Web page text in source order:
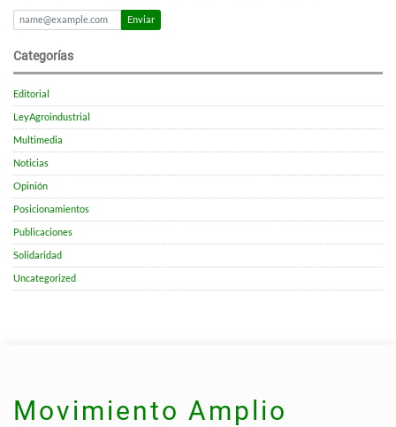
Enviar
Categorías
Editorial
LeyAgroindustrial
Multimedia
Noticias
Opinión
Posicionamientos
Publicaciones
Solidaridad
Uncategorized
Movimiento Amplio